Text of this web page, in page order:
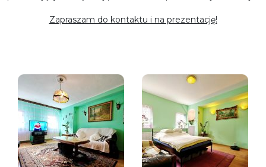
Zapraszam do kontaktu i na prezentację!